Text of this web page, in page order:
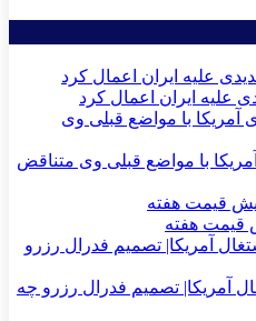
علیه ایران اعمال کرد
با مواضع قبلی وی متناقض
قیمت هفته
آمریکا| تصمیم فدرال رزرو چه